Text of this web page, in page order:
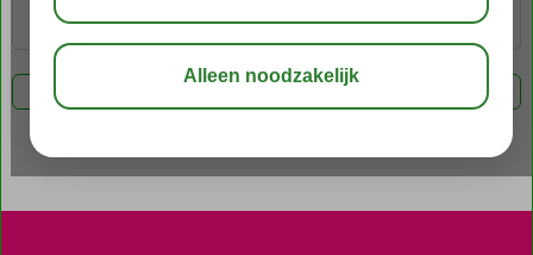
FILTER 0 AANBIEDINGEN